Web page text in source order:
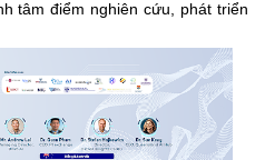
tâm điểm nghiên cứu, phát triển